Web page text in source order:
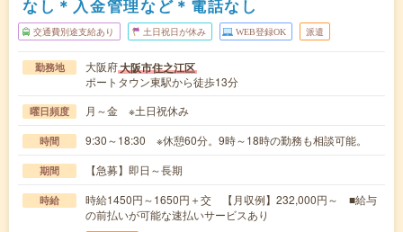
なし＊入金管理など＊電話なし
交通費別途支給あり 土日祝日が休み WEB登録OK 派遣
勤務地 大阪府大阪市住之江区
ポートタウン東駅から徒歩13分
曜日頻度 月～金 ※土日祝休み
時間 9:30～18:30 ※休憩60分。9時～18時の勤務も相談可能。
期間 【急募】即日～長期
時給
時給1450円～1650円＋交 【月収例】232,000円～ ■給与
の前払いが可能な速払いサービスあり